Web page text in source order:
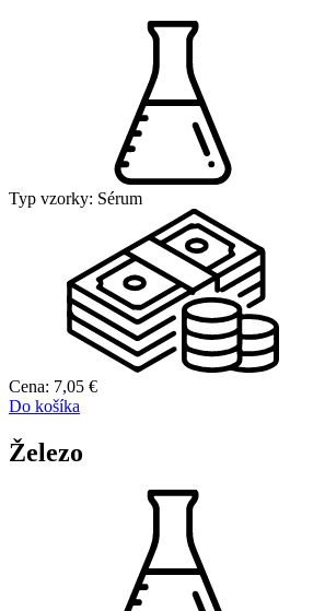
Typ vzorky: Sérum
Cena: 7,05 €
Do košíka
Železo